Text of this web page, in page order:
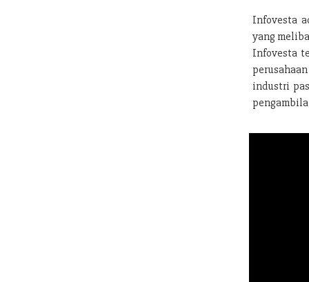
Infovesta
yang
Infovesta
industri